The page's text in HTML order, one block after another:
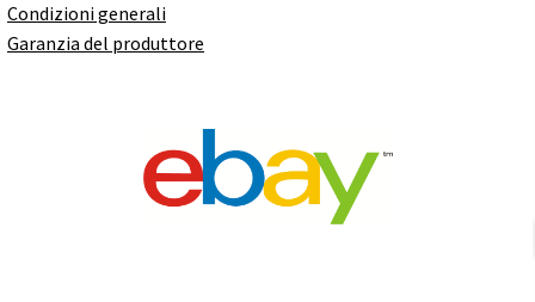
Condizioni generali
Garanzia del produttore